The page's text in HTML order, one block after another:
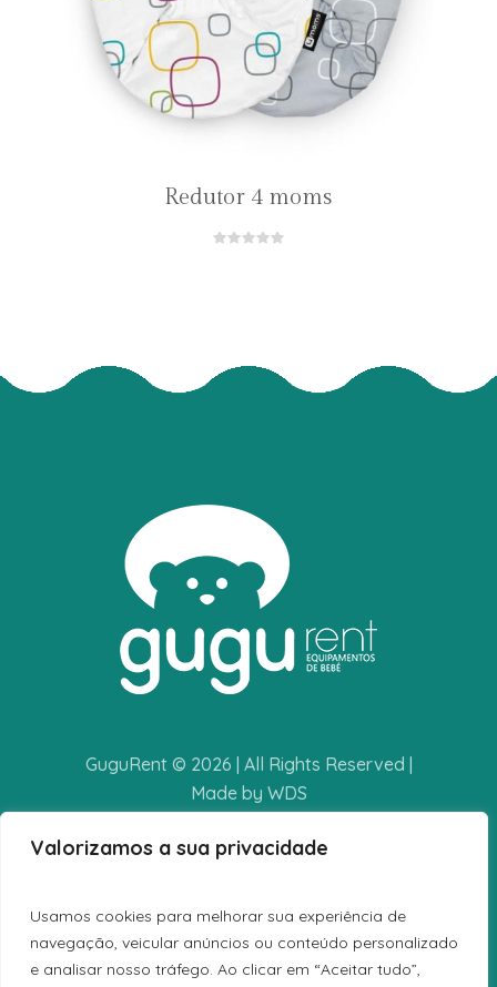
Valorizamos a sua privacidade
Usamos cookies para melhorar sua experiência de
navegação, veicular anúncios ou conteúdo personalizado
e analisar nosso tráfego. Ao clicar em “Aceitar tudo”,
Redutor 4 moms
GuguRent © 2026 | All Rights Reserved |
Made by WDS
TERMOS E CONDIÇÕES
LIVRO DE RECLAMAÇÕES